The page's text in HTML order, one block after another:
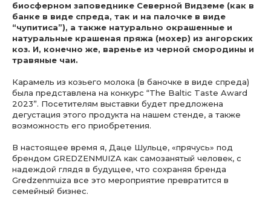
биосферном заповеднике Северной Видземе (как в
банке в виде спреда, так и на палочке в виде
“чупитиса”), а также натурально окрашенные и
натуральные крашеная пряжа (мохер) из ангорских
коз. И, конечно же, варенье из черной смородины и
травяные чаи.
Карамель из козьего молока (в баночке в виде спреда)
была представлена на конкурс “The Baltic Taste Award
2023”. Посетителям выставки будет предложена
дегустация этого продукта на нашем стенде, а также
возможность его приобретения.
В настоящее время я, Даце Шульце, «прячусь» под
брендом GREDZENMUIZA как самозанятый человек, с
надеждой глядя в будущее, что сохраняя бренда
Gredzenmuiza все это мероприятие превратится в
семейный бизнес.